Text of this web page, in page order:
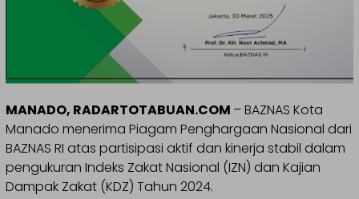
MANADO, RADARTOTABUAN.COM – BAZNAS Kota
Manado menerima Piagam Penghargaan Nasional dari
BAZNAS RI atas partisipasi aktif dan kinerja stabil dalam
pengukuran Indeks Zakat Nasional (IZN) dan Kajian
Dampak Zakat (KDZ) Tahun 2024.